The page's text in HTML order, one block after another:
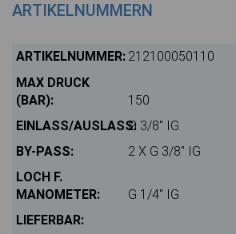
ARTIKELNUMMERN
212100050110
150
G 3/8" IG
2 X G 3/8" IG
G 1/4" IG